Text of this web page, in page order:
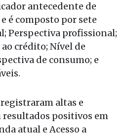
antecedente de
é composto por sete
Perspectiva profissional;
crédito; Nível de
de consumo; e
altas e
resultados positivos em
atual e Acesso a